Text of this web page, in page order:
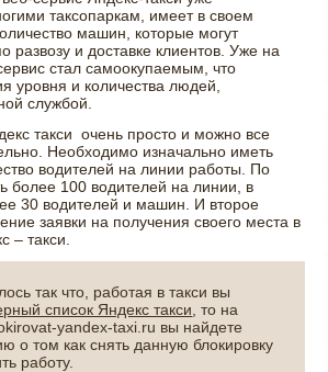
таксопаркам, имеет в своем
машин, которые могут
развозу и доставке клиентов. Уже на
стал самоокупаемым, что
уровня и количества людей,
службой.
такси очень просто и можно все
Необходимо изначально иметь
водителей на линии работы. По
более 100 водителей на линии, в
30 водителей и машин. И второе
заявки на получения своего места в
– такси.
так что, работая в такси вы
список Яндекс такси , то на
yandex-taxi.ru вы найдете
о том как снять данную блокировку
работу.